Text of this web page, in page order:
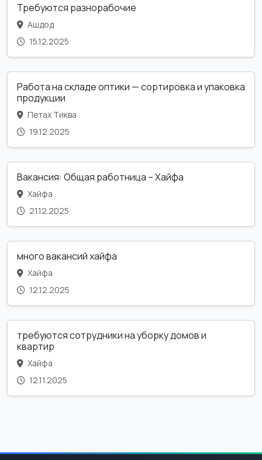
Требуются разнорабочие
Ашдод
15.12.2025
Работа на складе оптики — сортировка и упаковка
продукции
Петах Тиква
19.12.2025
Вакансия: Общая работница – Хайфа
Хайфа
21.12.2025
много вакансий хайфа
Хайфа
12.12.2025
требуются сотрудники на уборку домов и
квартир
Хайфа
12.11.2025